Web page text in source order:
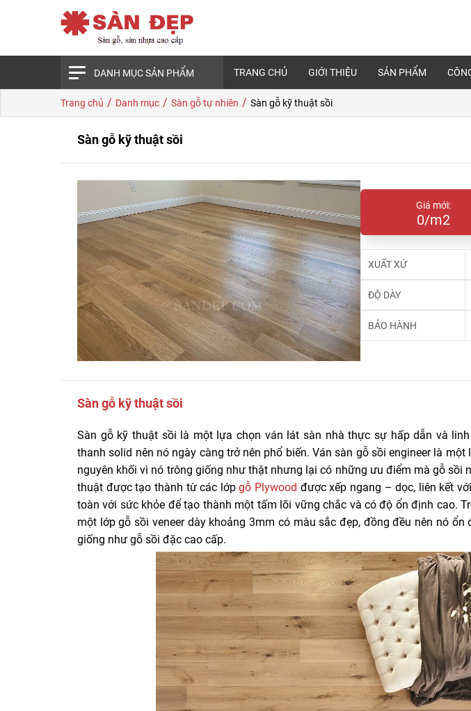
DANH MỤC SẢN PHẨM TRANG CHỦ GIỚI THIỆU SẢN PHẨM
Trang chủ / Danh mục / Sàn gỗ tự nhiên / Sàn gỗ kỹ thuật sồi
Sàn gỗ kỹ thuật sồi
Giá mới:
0/m2
XUẤT XỨ
ĐỘ DÀY
BẢO HÀNH
Sàn gỗ kỹ thuật sồi
Sàn gỗ kỹ thuật sồi là một lựa chọn ván lát sàn nhà thực sự hấp dẫn và
thanh solid nên nó ngày càng trở nên phổ biến. Ván sàn gỗ sồi engineer là
nguyên khối vì nó trông giống như thật nhưng lại có những ưu điểm mà gỗ sồi
thuật được tạo thành từ các lớpgỗ Plywood được xếp ngang – dọc, liên kết
toàn với sức khỏe để tạo thành một tấm lõi vững chắc và có độ ổn định cao.
một lớp gỗ sồi veneer dày khoảng 3mm có màu sắc đẹp, đồng đều nên nó
giống như gỗ sồi đặc cao cấp.